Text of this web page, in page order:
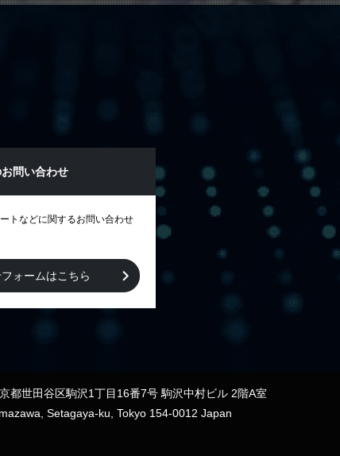
問い合わせ
トなどに関するお問い合わせ
ォームはこちら
世田谷区駒沢1丁目16番7号 駒沢中村ビル 2階A室
Setagaya-ku, Tokyo 154-0012 Japan